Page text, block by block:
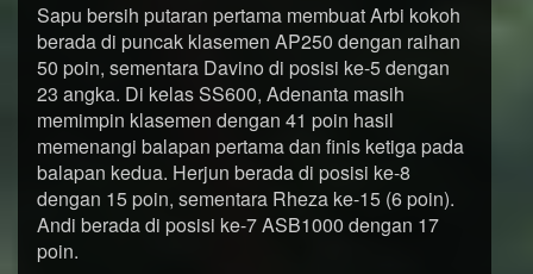
Sapu bersih putaran pertama membuat Arbi kokoh
berada di puncak klasemen AP250 dengan raihan
50 poin, sementara Davino di posisi ke-5 dengan
23 angka. Di kelas SS600, Adenanta masih
memimpin klasemen dengan 41 poin hasil
memenangi balapan pertama dan finis ketiga pada
balapan kedua. Herjun berada di posisi ke-8
dengan 15 poin, sementara Rheza ke-15 (6 poin).
Andi berada di posisi ke-7 ASB1000 dengan 17
poin.